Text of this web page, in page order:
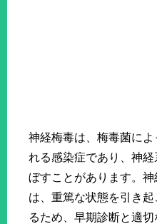
神経梅毒は、梅毒菌によ
れる感染症であり、神経
ぼすことがあります。
は、重篤な状態を引き
るため、早期診断と適